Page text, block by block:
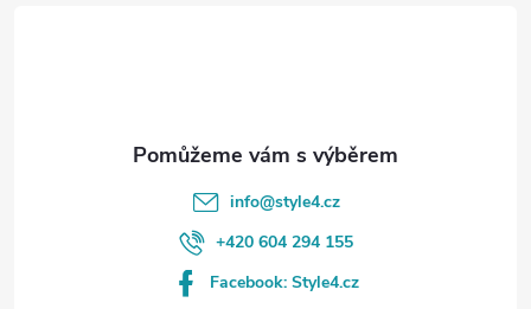
info@style4.cz
+420 604 294 155
Facebook: Style4.cz